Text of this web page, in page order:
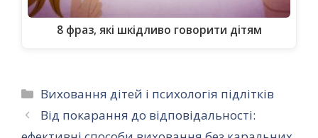
8 фраз, які шкідливо говорити дітям
Категорії
Виховання дітей і психологія підлітків
Від покарання до відповідальності: